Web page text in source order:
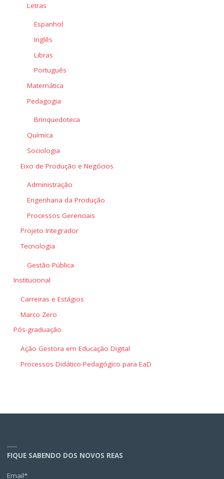
Letras
Espanhol
Inglês
Libras
Português
Matemática
Pedagogia
Brinquedoteca
Química
Sociologia
Eixo de Produção e Negócios
Administração
Engenharia da Produção
Processos Gerenciais
Projeto Integrador
Tecnologia
Gestão Pública
Institucional
Carreiras e Estágios
Marco Zero
Pós-graduação
Ação Gestora em Educação Digital
Processos Didático-Pedagógico para EaD
FIQUE SABENDO DOS NOVOS REAS
Email*